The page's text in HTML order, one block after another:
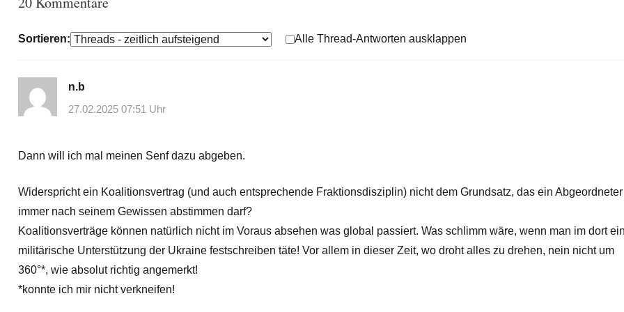
Sortieren: Alle Thread-Antworten ausklappen
n.b
27.02.2025 07:51 Uhr
Dann will ich mal meinen Senf dazu abgeben.
Widerspricht ein Koalitionsvertrag (und auch entsprechende Fraktionsdisziplin) nicht dem Grundsatz, das ein Abgeordneter
immer nach seinem Gewissen abstimmen darf?
Koalitionsverträge können natürlich nicht im Voraus absehen was global passiert. Was schlimm wäre, wenn man im dort
militärische Unterstützung der Ukraine festschreiben täte! Vor allem in dieser Zeit, wo droht alles zu drehen, nein nicht um
360°*, wie absolut richtig angemerkt!
*konnte ich mir nicht verkneifen!